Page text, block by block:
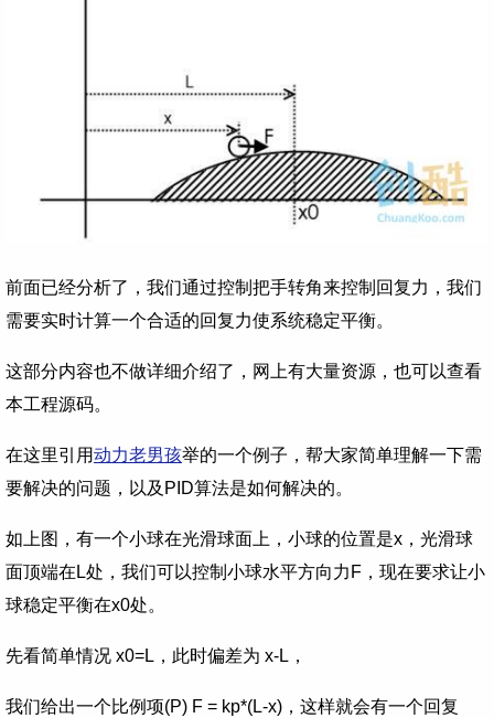
前面已经分析了，我们通过控制把手转角来控制回复力，我们
需要实时计算一个合适的回复力使系统稳定平衡。
这部分内容也不做详细介绍了，网上有大量资源，也可以查看
本工程源码。
在这里引用动力老男孩举的一个例子，帮大家简单理解一下需
要解决的问题，以及PID算法是如何解决的。
如上图， 有一个小球在光滑球面上，小球的位置是x，光滑球
面顶端在L处，我们可以控制小球水平方向力F，现在要求让小
球稳定平衡在x0处。
先看简单情况 x0=L，此时偏差为 x-L，
我们给出一个比例项(P) F = kp*(L-x)，这样就会有一个回复